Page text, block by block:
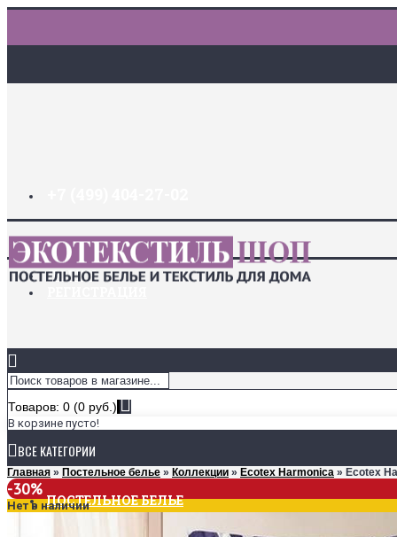
ДОСТАВКА И ОПЛАТА
ЗАКЛАДКИ (0)
ЛОГИН
Товаров: 0 (0 руб.)
В корзине пусто!
ВСЕ КАТЕГОРИИ
ПОСТЕЛЬНОЕ БЕЛЬЕ
Главная » Постельное белье » Коллекции » Ecotex Harmonica » Ecotex
-30%
Нет в наличии